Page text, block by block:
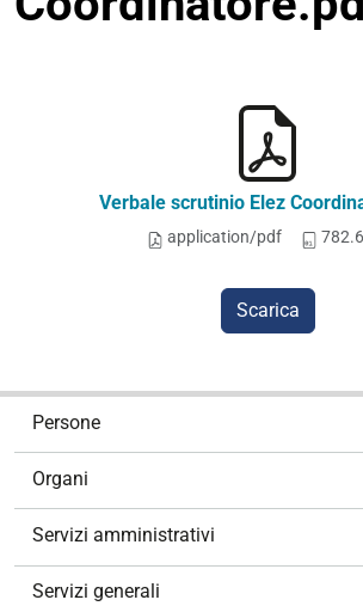
Verbale scrutinio Elez
application/pdf
Scarica
Persone
Organi
Servizi amministrativi
Servizi generali